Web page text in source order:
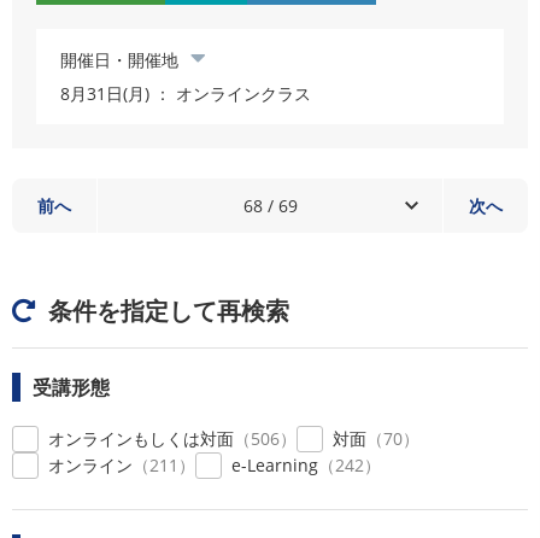
開催日・開催地
8月31日(月) ： オンラインクラス
前へ 68 / 69 次へ
条件を指定して再検索
受講形態
オンラインもしくは対面 506 対面
70
オンライン
211 e-Learning 242